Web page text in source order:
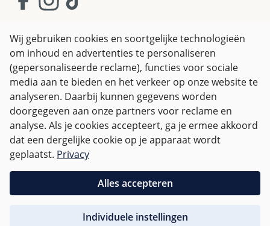
Algemene Voorwaarden
Privacy policy & Cookies
Herroepingsrecht
Alle prijzen incl. btw plusverzendkosten en eventuele
bezorgkosten, indien niet anders vermeld.
verzendkostenvrij.
Voor andere landen wordt er op basis van
afgerekend.
Wij gebruiken cookies en soortgelijke technologieën
om inhoud en advertenties te personaliseren
(gepersonaliseerde reclame), functies voor sociale
media aan te bieden en het verkeer op onze website te
analyseren. Daarbij kunnen gegevens worden
doorgegeven aan onze partners voor reclame en
analyse. Als je cookies accepteert, ga je ermee akkoord
dat een dergelijke cookie op je apparaat wordt
geplaatst. Privacy
Individuele instellingen
Alles accepteren